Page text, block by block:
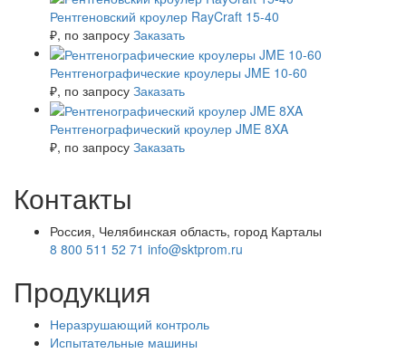
Рентгеновский кроулер RayCraft 15-40
₽, по запросу Заказать
Рентгенографические кроулеры JME 10-60
₽, по запросу Заказать
Рентгенографический кроулер JME 8XA
₽, по запросу Заказать
Контакты
Россия, Челябинская область, город Карталы
8 800 511 52 71 info@sktprom.ru
Продукция
Неразрушающий контроль
Испытательные машины